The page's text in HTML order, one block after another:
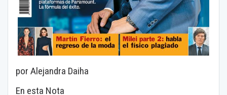
por Alejandra Daiha
En esta Nota